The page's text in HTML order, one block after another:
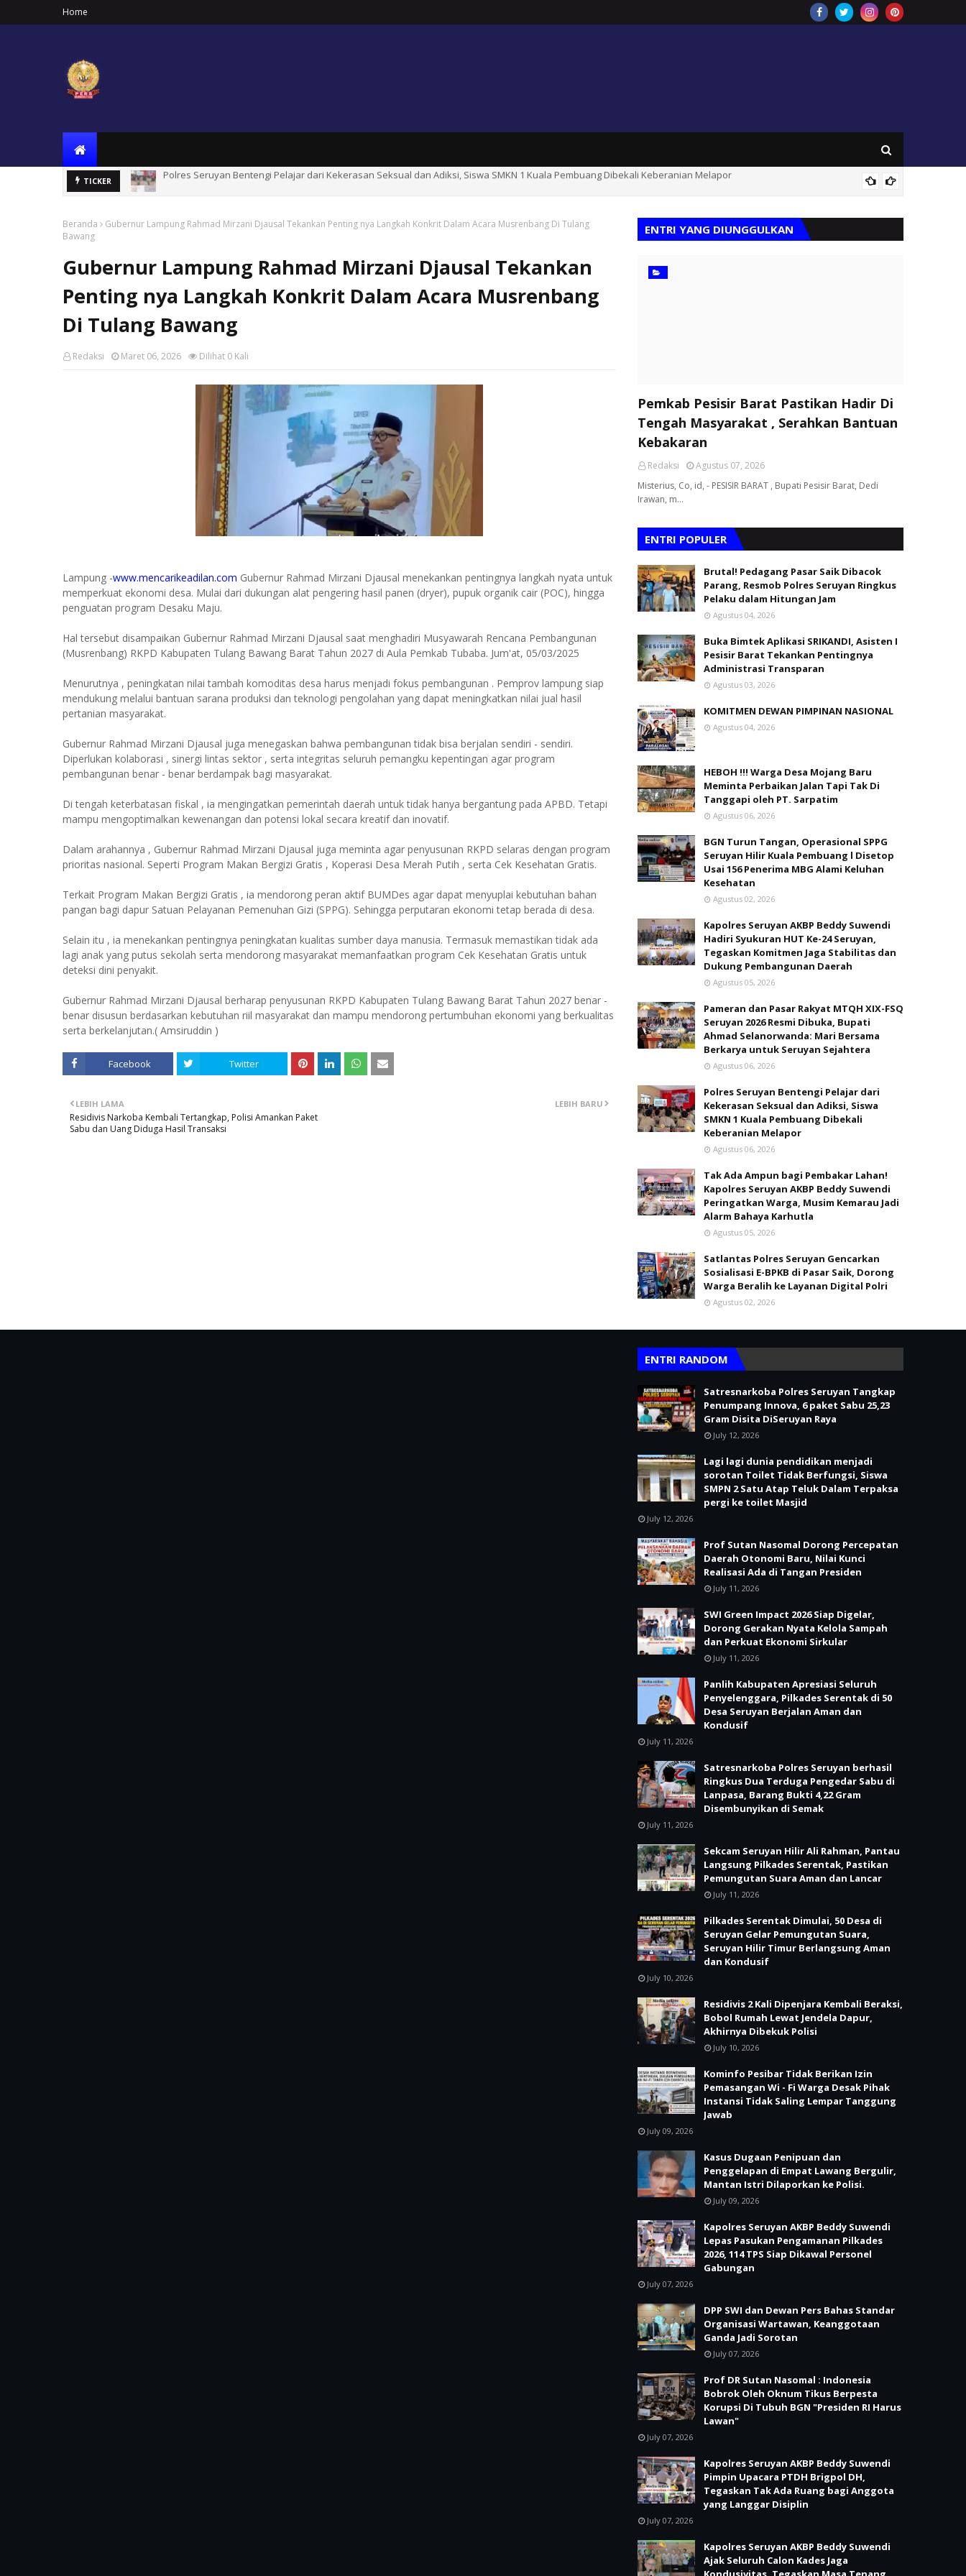
Home
TICKER Hari Jadi ke-24 Seruyan, Bupati Ahmad Selanorwanda Serukan Kolaborasi Wujudkan Daerah yang Lebih Sejahtera
Beranda
Gubernur Lampung Rahmad Mirzani Djausal Tekankan Penting nya Langkah Konkrit Dalam Acara Musrenbang Di Tulang
Bawang
Gubernur Lampung Rahmad Mirzani Djausal Tekankan
Penting nya Langkah Konkrit Dalam Acara Musrenbang
Di Tulang Bawang
Redaksi Dilihat 0 Kali
Maret 06, 2026
Lampung -www.mencarikeadilan.com Gubernur Rahmad Mirzani Djausal menekankan pentingnya langkah nyata untuk
memperkuat ekonomi desa. Mulai dari dukungan alat pengering hasil panen (dryer), pupuk organik cair (POC), hingga
penguatan program Desaku Maju.
Hal tersebut disampaikan Gubernur Rahmad Mirzani Djausal saat menghadiri Musyawarah Rencana Pembangunan
(Musrenbang) RKPD Kabupaten Tulang Bawang Barat Tahun 2027 di Aula Pemkab Tubaba. Jum'at, 05/03/2025
Menurutnya , peningkatan nilai tambah komoditas desa harus menjadi fokus pembangunan . Pemprov lampung siap
mendukung melalui bantuan sarana produksi dan teknologi pengolahan yang dapat meningkatkan nilai jual hasil
pertanian masyarakat.
Gubernur Rahmad Mirzani Djausal juga menegaskan bahwa pembangunan tidak bisa berjalan sendiri - sendiri.
Diperlukan kolaborasi , sinergi lintas sektor , serta integritas seluruh pemangku kepentingan agar program
pembangunan benar - benar berdampak bagi masyarakat.
Di tengah keterbatasan fiskal , ia mengingatkan pemerintah daerah untuk tidak hanya bergantung pada APBD. Tetapi
mampu mengoptimalkan kewenangan dan potensi lokal secara kreatif dan inovatif.
Dalam arahannya , Gubernur Rahmad Mirzani Djausal juga meminta agar penyusunan RKPD selaras dengan program
prioritas nasional. Seperti Program Makan Bergizi Gratis , Koperasi Desa Merah Putih , serta Cek Kesehatan Gratis.
Terkait Program Makan Bergizi Gratis , ia mendorong peran aktif BUMDes agar dapat menyuplai kebutuhan bahan
pangan bagi dapur Satuan Pelayanan Pemenuhan Gizi (SPPG). Sehingga perputaran ekonomi tetap berada di desa.
Selain itu , ia menekankan pentingnya peningkatan kualitas sumber daya manusia. Termasuk memastikan tidak ada
lagi anak yang putus sekolah serta mendorong masyarakat memanfaatkan program Cek Kesehatan Gratis untuk
deteksi dini penyakit.
Gubernur Rahmad Mirzani Djausal berharap penyusunan RKPD Kabupaten Tulang Bawang Barat Tahun 2027 benar -
benar disusun berdasarkan kebutuhan riil masyarakat dan mampu mendorong pertumbuhan ekonomi yang berkualitas
serta berkelanjutan.( Amsiruddin )
Facebook Twitter
LEBIH BARU
LEBIH LAMA
Residivis Narkoba Kembali Tertangkap, Polisi Amankan Paket
Sabu dan Uang Diduga Hasil Transaksi
ENTRI YANG DIUNGGULKAN
Pemkab Pesisir Barat Pastikan Hadir Di
Tengah Masyarakat , Serahkan Bantuan
Kebakaran
Redaksi
Agustus 07, 2026
Misterius, Co, id, - PESISIR BARAT , Bupati Pesisir Barat, Dedi
Irawan, m…
ENTRI POPULER
Brutal! Pedagang Pasar Saik Dibacok
Parang, Resmob Polres Seruyan Ringkus
Pelaku dalam Hitungan Jam
Agustus 04, 2026
Buka Bimtek Aplikasi SRIKANDI, Asisten I
Pesisir Barat Tekankan Pentingnya
Administrasi Transparan
Agustus 03, 2026
KOMITMEN DEWAN PIMPINAN NASIONAL
Agustus 04, 2026
HEBOH !!! Warga Desa Mojang Baru
Meminta Perbaikan Jalan Tapi Tak Di
Tanggapi oleh PT. Sarpatim
Agustus 06, 2026
BGN Turun Tangan, Operasional SPPG
Seruyan Hilir Kuala Pembuang l Disetop
Usai 156 Penerima MBG Alami Keluhan
Kesehatan
Agustus 02, 2026
Kapolres Seruyan AKBP Beddy Suwendi
Hadiri Syukuran HUT Ke-24 Seruyan,
Tegaskan Komitmen Jaga Stabilitas dan
Dukung Pembangunan Daerah
Agustus 05, 2026
Pameran dan Pasar Rakyat MTQH XIX-FSQ
Seruyan 2026 Resmi Dibuka, Bupati
Ahmad Selanorwanda: Mari Bersama
Berkarya untuk Seruyan Sejahtera
Agustus 06, 2026
Polres Seruyan Bentengi Pelajar dari
Kekerasan Seksual dan Adiksi, Siswa
SMKN 1 Kuala Pembuang Dibekali
Keberanian Melapor
Agustus 06, 2026
Tak Ada Ampun bagi Pembakar Lahan!
Kapolres Seruyan AKBP Beddy Suwendi
Peringatkan Warga, Musim Kemarau Jadi
Alarm Bahaya Karhutla
Agustus 05, 2026
Satlantas Polres Seruyan Gencarkan
Sosialisasi E-BPKB di Pasar Saik, Dorong
Warga Beralih ke Layanan Digital Polri
Agustus 02, 2026
ENTRI RANDOM
Satresnarkoba Polres Seruyan Tangkap
Penumpang Innova, 6 paket Sabu 25,23
Gram Disita DiSeruyan Raya
July 12, 2026
Lagi lagi dunia pendidikan menjadi
sorotan Toilet Tidak Berfungsi, Siswa
SMPN 2 Satu Atap Teluk Dalam Terpaksa
pergi ke toilet Masjid
July 12, 2026
Prof Sutan Nasomal Dorong Percepatan
Daerah Otonomi Baru, Nilai Kunci
Realisasi Ada di Tangan Presiden
July 11, 2026
SWI Green Impact 2026 Siap Digelar,
Dorong Gerakan Nyata Kelola Sampah
dan Perkuat Ekonomi Sirkular
July 11, 2026
Panlih Kabupaten Apresiasi Seluruh
Penyelenggara, Pilkades Serentak di 50
Desa Seruyan Berjalan Aman dan
Kondusif
July 11, 2026
Satresnarkoba Polres Seruyan berhasil
Ringkus Dua Terduga Pengedar Sabu di
Lanpasa, Barang Bukti 4,22 Gram
Disembunyikan di Semak
July 11, 2026
Sekcam Seruyan Hilir Ali Rahman, Pantau
Langsung Pilkades Serentak, Pastikan
Pemungutan Suara Aman dan Lancar
July 11, 2026
Pilkades Serentak Dimulai, 50 Desa di
Seruyan Gelar Pemungutan Suara,
Seruyan Hilir Timur Berlangsung Aman
dan Kondusif
July 10, 2026
Residivis 2 Kali Dipenjara Kembali Beraksi,
Bobol Rumah Lewat Jendela Dapur,
Akhirnya Dibekuk Polisi
July 10, 2026
Kominfo Pesibar Tidak Berikan Izin
Pemasangan Wi - Fi Warga Desak Pihak
Instansi Tidak Saling Lempar Tanggung
Jawab
July 09, 2026
Kasus Dugaan Penipuan dan
Penggelapan di Empat Lawang Bergulir,
Mantan Istri Dilaporkan ke Polisi.
July 09, 2026
Kapolres Seruyan AKBP Beddy Suwendi
Lepas Pasukan Pengamanan Pilkades
2026, 114 TPS Siap Dikawal Personel
Gabungan
July 07, 2026
DPP SWI dan Dewan Pers Bahas Standar
Organisasi Wartawan, Keanggotaan
Ganda Jadi Sorotan
July 07, 2026
Prof DR Sutan Nasomal : Indonesia
Bobrok Oleh Oknum Tikus Berpesta
Korupsi Di Tubuh BGN "Presiden RI Harus
Lawan"
July 07, 2026
Kapolres Seruyan AKBP Beddy Suwendi
Pimpin Upacara PTDH Brigpol DH,
Tegaskan Tak Ada Ruang bagi Anggota
yang Langgar Disiplin
July 07, 2026
Kapolres Seruyan AKBP Beddy Suwendi
Ajak Seluruh Calon Kades Jaga